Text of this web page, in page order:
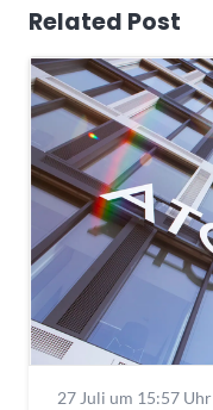
Related Post
27 Juli um 15:57 Uhr